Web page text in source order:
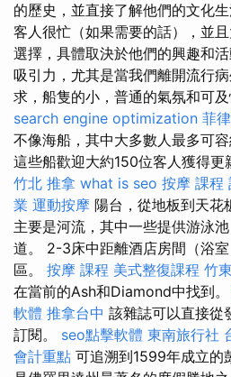
的歷史，並直接了解他們的文化生
客人很忙（如果需要的話），並
選擇，具體取決於他們的興趣和
吸引力，尤其是當我們離開流行
求，船隻的小，普通的氣氛和可及
search engine optimization 菲
不像海船，其中大多數人最多可
這些船歡迎大約150位客人獲得更
竹北 推拿 what is seo 按摩 課程
業 運動按摩 陽台，從地板到天花
主要是河流，其中一些提供游泳
道。 2-3床中距離酒店房間（浴
區。 按摩 課程 美式整復課程 竹
在當前的Ash和Diamond中找到。
軟體 推拿台中 該雜誌可以直接從
訂閱。 seo點擊軟體 東南旅行社
會計重點 可追溯到1599年成立的